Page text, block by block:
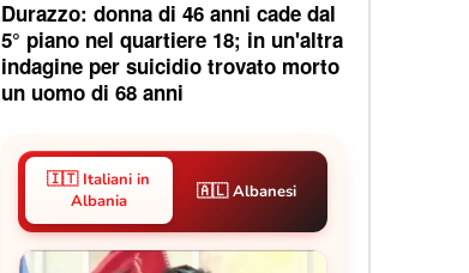
Durazzo: donna di 46 anni cade dal
5° piano nel quartiere 18; in un'altra
indagine per suicidio trovato morto
un uomo di 68 anni
🇮🇹 Italiani in
Albania
🇦🇱 Albanesi